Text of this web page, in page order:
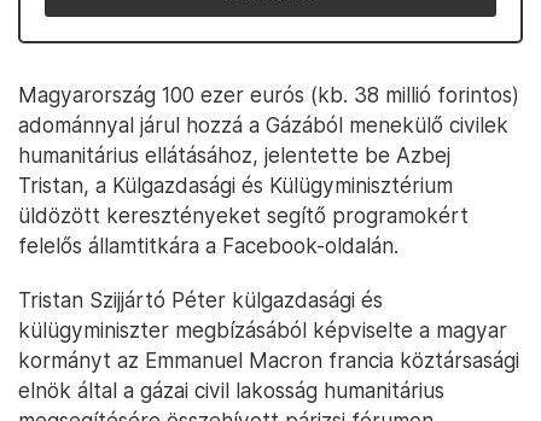
Magyarország 100 ezer eurós (kb. 38 millió forintos)
adománnyal járul hozzá a Gázából menekülő civilek
humanitárius ellátásához, jelentette be Azbej
Tristan, a Külgazdasági és Külügyminisztérium
üldözött keresztényeket segítő programokért
felelős államtitkára a Facebook-oldalán.
Tristan Szijjártó Péter külgazdasági és
külügyminiszter megbízásából képviselte a magyar
kormányt az Emmanuel Macron francia köztársasági
elnök által a gázai civil lakosság humanitárius